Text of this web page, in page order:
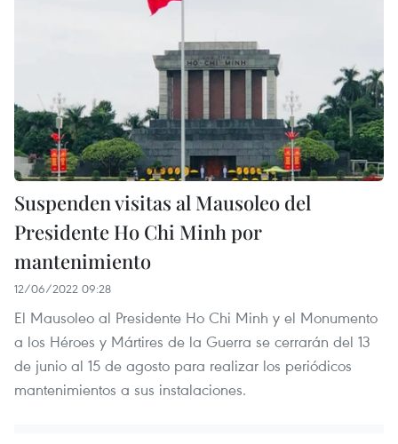
Suspenden visitas al Mausoleo del
Presidente Ho Chi Minh por
mantenimiento
12/06/2022 09:28
El Mausoleo al Presidente Ho Chi Minh y el Monumento
a los Héroes y Mártires de la Guerra se cerrarán del 13
de junio al 15 de agosto para realizar los periódicos
mantenimientos a sus instalaciones.